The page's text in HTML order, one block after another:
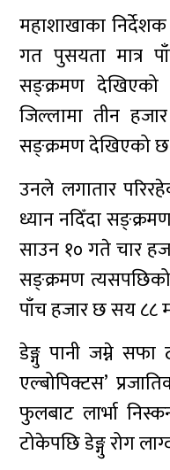
महाशाखाका
गत पुसयता मात्र
सङ्क्रमण
जिल्लामा तीन
सङ्क्रमण देखिएको छ
उनले लगातार
ध्यान नदिँदा
साउन १० गते चार
सङ्क्रमण
पाँच हजार छ सय ८८
डेङ्गु पानी जम्ने सफा
एल्बोपिक्टस’
फुलबाट लार्भा
टोकेपछि डेङ्गु रोग